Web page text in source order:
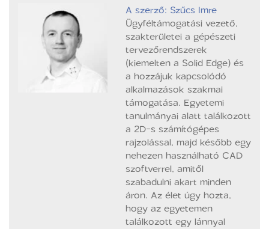
A szerző: Szűcs Imre
Ügyféltámogatási vezető,
szakterületei a gépészeti
tervezőrendszerek
(kiemelten a Solid Edge) és
a hozzájuk kapcsolódó
alkalmazások szakmai
támogatása. Egyetemi
tanulmányai alatt találkozott
a 2D-s számítógépes
rajzolással, majd később egy
nehezen használható CAD
szoftverrel, amitől
szabadulni akart minden
áron. Az élet úgy hozta,
hogy az egyetemen
találkozott egy lánnyal